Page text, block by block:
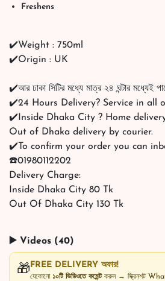
Freshens
✔️Weight : 750ml
✔️Origin : UK
✔️আর ঢাকা সিটির মধ্যে মাত্র ২৪ ঘন্টার মধ্যেই
✔️24 Hours Delivery? Service in all
✔️Inside Dhaka City ? Home
Out of Dhaka delivery by courier.
✔️To confirm your order you can
☎️01980112202
Delivery Charge:
Inside Dhaka City 80 Tk
Out Of Dhaka City 130 Tk
▶️ Videos (40)
🎁 FREE DELIVERY অফার!
যেকোনো ১০টি ভিডিওতে কমেন্টকরুন → স্ক্রিনশট